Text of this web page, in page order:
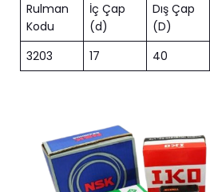
Rulman
Kodu
İç Çap
(d)
Dış Çap
(D)
3203
17 40